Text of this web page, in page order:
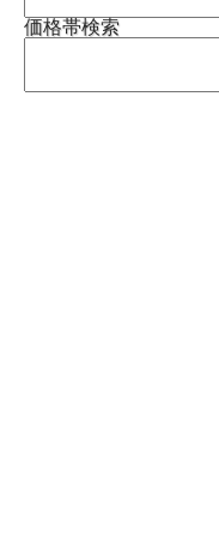
価格帯検索